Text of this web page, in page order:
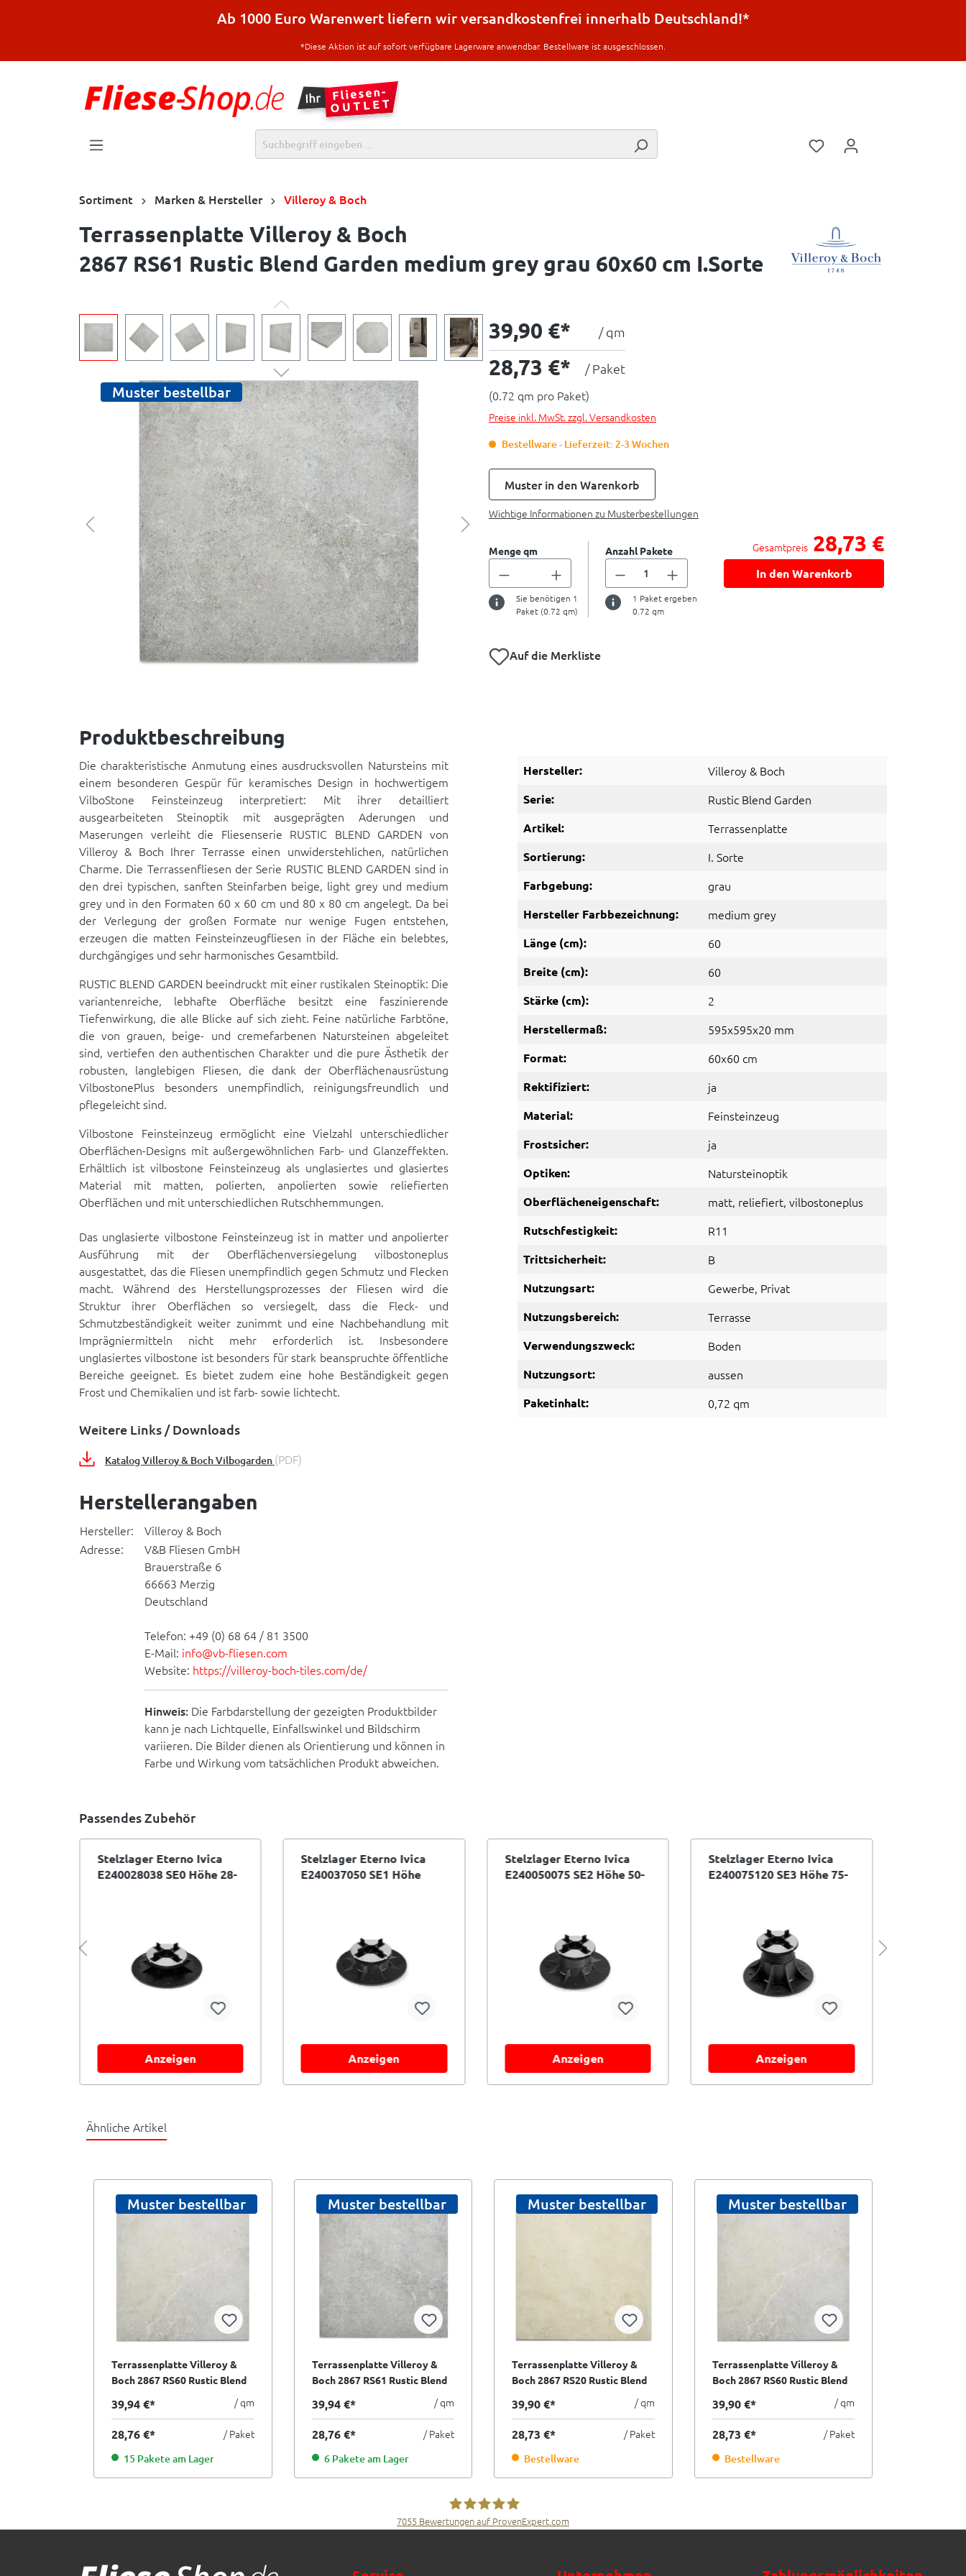
Ab 1000 Euro Warenwert liefern wir versandkostenfrei innerhalb Deutschland!*
*Diese Aktion ist auf sofort verfügbare Lagerware anwendbar. Bestellware ist ausgeschlossen.
Sortiment Marken & Hersteller Villeroy & Boch
Terrassenplatte Villeroy & Boch
2867 RS61 Rustic Blend Garden medium grey grau 60x60 cm I.Sorte
Muster bestellbar
39,90 €* / qm
28,73 €* / Paket
(0.72 qm pro Paket)
Preise inkl. MwSt. zzgl. Versandkosten
Bestellware - Lieferzeit: 2-3 Wochen
Muster in den Warenkorb
Wichtige Informationen zu Musterbestellungen
Menge qm
Sie benötigen 1
Paket (0.72 qm)
Anzahl Pakete
1 Paket ergeben
0.72 qm
Gesamtpreis 28,73 €
In den Warenkorb
Auf die Merkliste
Produktbeschreibung
Die charakteristische Anmutung eines ausdrucksvollen Natursteins mit
einem besonderen Gespür für keramisches Design in hochwertigem
VilboStone Feinsteinzeug interpretiert: Mit ihrer detailliert
ausgearbeiteten Steinoptik mit ausgeprägten Aderungen und
Maserungen verleiht die Fliesenserie RUSTIC BLEND GARDEN von
Villeroy & Boch Ihrer Terrasse einen unwiderstehlichen, natürlichen
Charme. Die Terrassenfliesen der Serie RUSTIC BLEND GARDEN sind in
den drei typischen, sanften Steinfarben beige, light grey und medium
grey und in den Formaten 60 x 60 cm und 80 x 80 cm angelegt. Da bei
der Verlegung der großen Formate nur wenige Fugen entstehen,
erzeugen die matten Feinsteinzeugfliesen in der Fläche ein belebtes,
durchgängiges und sehr harmonisches Gesamtbild.
RUSTIC BLEND GARDEN beeindruckt mit einer rustikalen Steinoptik: Die
variantenreiche, lebhafte Oberfläche besitzt eine faszinierende
Tiefenwirkung, die alle Blicke auf sich zieht. Feine natürliche Farbtöne,
die von grauen, beige- und cremefarbenen Natursteinen abgeleitet
sind, vertiefen den authentischen Charakter und die pure Ästhetik der
robusten, langlebigen Fliesen, die dank der Oberflächenausrüstung
VilbostonePlus besonders unempfindlich, reinigungsfreundlich und
pflegeleicht sind.
Vilbostone Feinsteinzeug ermöglicht eine Vielzahl unterschiedlicher
Oberflächen-Designs mit außergewöhnlichen Farb- und Glanzeffekten.
Erhältlich ist vilbostone Feinsteinzeug als unglasiertes und glasiertes
Material mit matten, polierten, anpolierten sowie reliefierten
Oberflächen und mit unterschiedlichen Rutschhemmungen.
Das unglasierte vilbostone Feinsteinzeug ist in matter und anpolierter
Ausführung mit der Oberflächenversiegelung vilbostoneplus
ausgestattet, das die Fliesen unempfindlich gegen Schmutz und Flecken
macht. Während des Herstellungsprozesses der Fliesen wird die
Struktur ihrer Oberflächen so versiegelt, dass die Fleck- und
Schmutzbeständigkeit weiter zunimmt und eine Nachbehandlung mit
Imprägniermitteln nicht mehr erforderlich ist. Insbesondere
unglasiertes vilbostone ist besonders für stark beanspruchte öffentliche
Bereiche geeignet. Es bietet zudem eine hohe Beständigkeit gegen
Frost und Chemikalien und ist farb- sowie lichtecht.
Weitere Links / Downloads
Katalog Villeroy & Boch Vilbogarden (PDF)
Hersteller: Villeroy & Boch
Serie: Rustic Blend Garden
Artikel: Terrassenplatte
Sortierung: I. Sorte
Farbgebung: grau
Hersteller Farbbezeichnung: medium grey
Länge (cm): 60
Breite (cm): 60
Stärke (cm): 2
Herstellermaß: 595x595x20 mm
Format: 60x60 cm
Rektifiziert: ja
Material: Feinsteinzeug
Frostsicher: ja
Optiken: Natursteinoptik
Oberflächeneigenschaft: matt, reliefiert, vilbostoneplus
Rutschfestigkeit: R11
Trittsicherheit: B
Nutzungsart: Gewerbe, Privat
Nutzungsbereich: Terrasse
Verwendungszweck: Boden
Nutzungsort: aussen
Paketinhalt: 0,72 qm
Herstellerangaben
Hersteller:
Villeroy & Boch
Adresse:
V&B Fliesen GmbH
Brauerstraße 6
66663 Merzig
Deutschland
Telefon: +49 (0) 68 64 / 81 3500
E-Mail: info@vb-fliesen.com
Website: https://villeroy-boch-tiles.com/de/
Hinweis: Die Farbdarstellung der gezeigten Produktbilder
kann je nach Lichtquelle, Einfallswinkel und Bildschirm
variieren. Die Bilder dienen als Orientierung und können in
Farbe und Wirkung vom tatsächlichen Produkt abweichen.
Passendes Zubehör
Stelzlager Eterno Ivica
E240028038 SE0 Höhe 28-
Anzeigen
Stelzlager Eterno Ivica
E240037050 SE1 Höhe
Anzeigen
Stelzlager Eterno Ivica
E240050075 SE2 Höhe 50-
Anzeigen
Stelzlager Eterno Ivica
E240075120 SE3 Höhe 75-
Anzeigen
Ähnliche Artikel
Muster bestellbar
Terrassenplatte Villeroy &
Boch 2867 RS60 Rustic Blend
60x60 cm I.Sorte
39,94 €* / qm
28,76 €* / Paket
15 Pakete am Lager
Muster bestellbar
Terrassenplatte Villeroy &
Boch 2867 RS61 Rustic Blend
60x60 cm I.Sorte
39,94 €* / qm
28,76 €* / Paket
6 Pakete am Lager
Muster bestellbar
Terrassenplatte Villeroy &
Boch 2867 RS20 Rustic Blend
I.Sorte
39,90 €* / qm
28,73 €* / Paket
Bestellware
Muster bestellbar
Terrassenplatte Villeroy &
Boch 2867 RS60 Rustic Blend
60x60 cm I.Sorte
39,90 €* / qm
28,73 €* / Paket
Bestellware
7055 Bewertungen auf ProvenExpert.com